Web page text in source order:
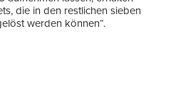
die in den restlichen sieben
werden können“.